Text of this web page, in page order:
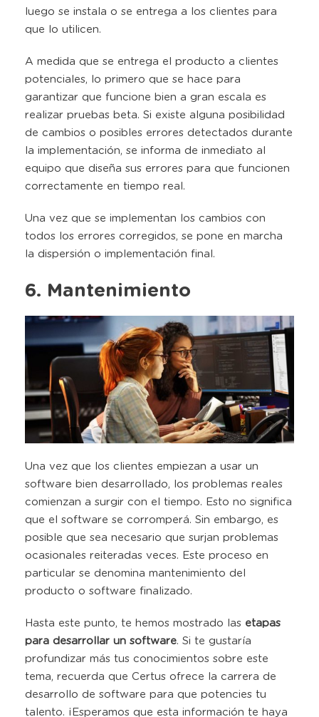
luego se instala o se entrega a los clientes para
que lo utilicen.
A medida que se entrega el producto a clientes
potenciales, lo primero que se hace para
garantizar que funcione bien a gran escala es
realizar pruebas beta. Si existe alguna posibilidad
de cambios o posibles errores detectados durante
la implementación, se informa de inmediato al
equipo que diseña sus errores para que funcionen
correctamente en tiempo real.
Una vez que se implementan los cambios con
todos los errores corregidos, se pone en marcha
la dispersión o implementación final.
6. Mantenimiento
Una vez que los clientes empiezan a usar un
software bien desarrollado, los problemas reales
comienzan a surgir con el tiempo. Esto no significa
que el software se corromperá. Sin embargo, es
posible que sea necesario que surjan problemas
ocasionales reiteradas veces. Este proceso en
particular se denomina mantenimiento del
producto o software finalizado.
Hasta este punto, te hemos mostrado las etapas
para desarrollar un software. Si te gustaría
profundizar más tus conocimientos sobre este
tema, recuerda que Certus ofrece la carrera de
desarrollo de software para que potencies tu
talento. ¡Esperamos que esta información te haya